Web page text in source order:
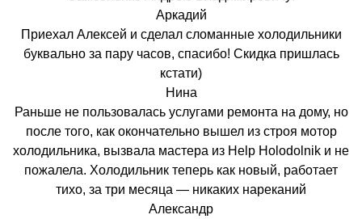
Аркадий
Приехал Алексей и сделал сломанные холодильники
буквально за пару часов, спасибо! Скидка пришлась
кстати)
Нина
Раньше не пользовалась услугами ремонта на дому, но
после того, как окончательно вышел из строя мотор
холодильника, вызвала мастера из Help Holodolnik и не
пожалела. Холодильник теперь как новый, работает
тихо, за три месяца — никаких нареканий
Александр